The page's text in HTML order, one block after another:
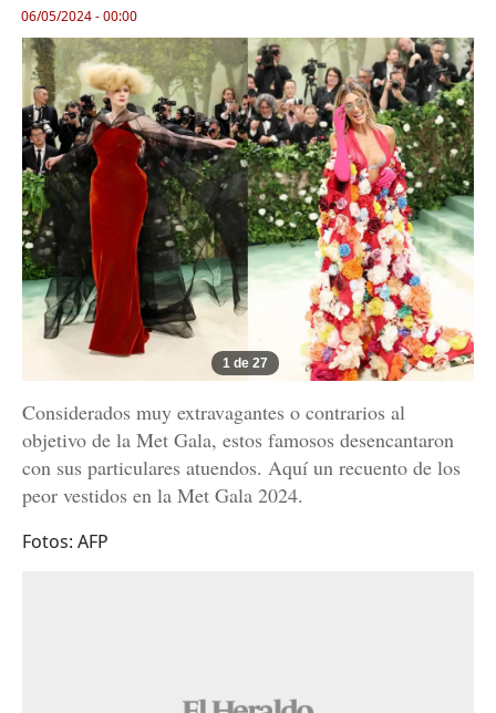
06/05/2024 - 00:00
1 de 27
Considerados muy extravagantes o contrarios al
objetivo de la Met Gala, estos famosos desencantaron
con sus particulares atuendos. Aquí un recuento de los
peor vestidos en la Met Gala 2024.
Fotos: AFP